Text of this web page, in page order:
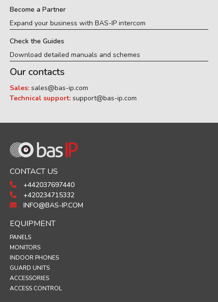
Become a Partner
Expand your business with BAS-IP intercom
Check the Guides
Download detailed manuals and schemes
Our contacts
Sales: sales@bas-ip.com
Technical support: support@bas-ip.com
CONTACT US
+442037697440
+420234715332
INFO@BAS-IP.COM
EQUIPMENT
PANELS
MONITORS
INDOOR PHONES
GUARD UNITS
ACCESSORIES
ACCESS CONTROL